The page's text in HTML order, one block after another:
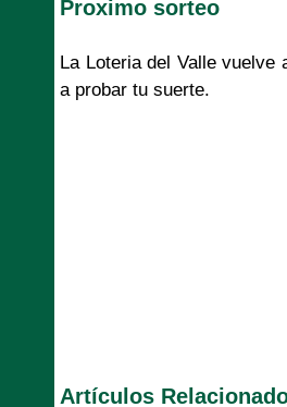
Proximo sorteo
La Loteria del Valle vuelve
a probar tu suerte.
Artículos